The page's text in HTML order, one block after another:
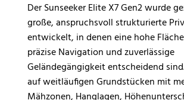
Der Sunseeker Elite X7 Gen2 wurde
große, anspruchsvoll strukturierte
entwickelt, in denen eine hohe
präzise Navigation und zuverlässige
Geländegängigkeit entscheidend
auf weitläufigen Grundstücken mit